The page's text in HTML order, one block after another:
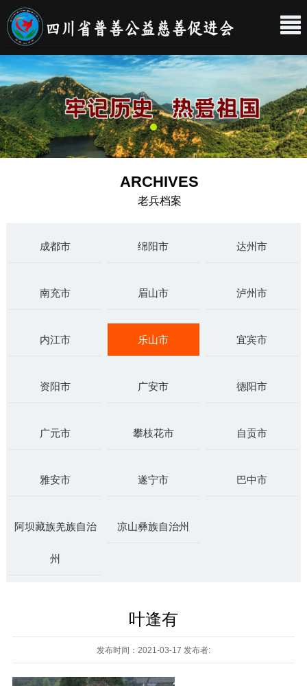
ARCHIVES
老兵档案
成都市 绵阳市 达州市
南充市 眉山市 泸州市
内江市 乐山市 宜宾市
资阳市 广安市 德阳市
广元市 攀枝花市 自贡市
雅安市 遂宁市 巴中市
阿坝藏族羌族自治
州
凉山彝族自治州
叶逢有
发布时间：2021-03-17 发布者: